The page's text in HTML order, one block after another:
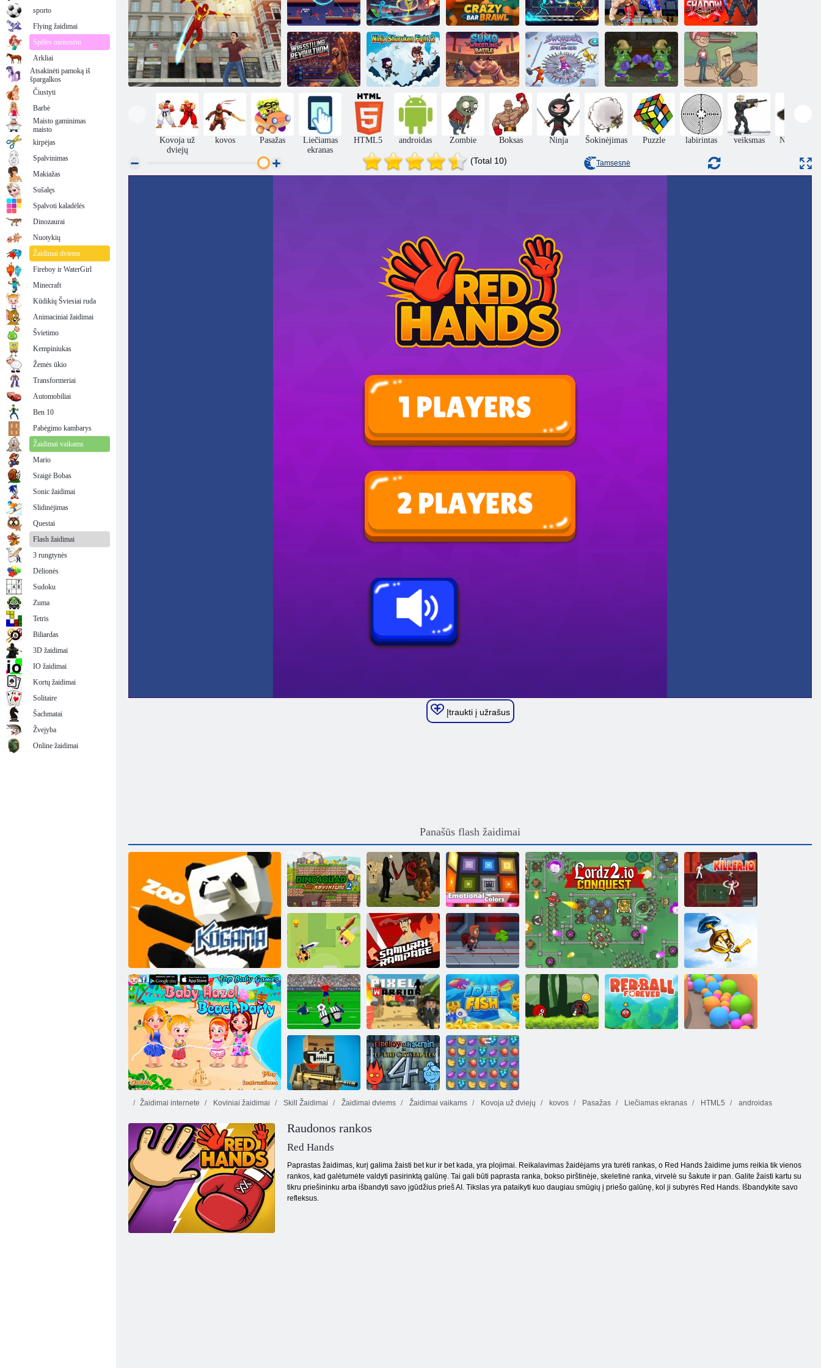
Stickman mūšis
Stick Arena:
Stickmen
Crazy Bar Brawl
Stick Arena:
Mūšis
Sporto salės
herojai
Šešėlių kova
Wrestling
Revolution arena
Ninja Shuriken
kova 2
Sumo imtynių
„Sworded io“ –
sukti ir trinti
Troliai Boksas Kieme herojai
Kovoja už
dviejų
kovos Pasažas
Liečiamas
ekranas
HTML5 androidas Zombie Boksas Ninja Šokinėjimas Puzzle labirintas veiksmas Nuotykiai
(Total 10) Tamsesnė
Įtraukti į užrašus
Panašūs flash žaidimai
Kogama: zoologijos sodas
„Dino Squad
Adventure 2“
Slenderman
prieš Freddy
The Fazbear
Kogama:
emocinės
spalvos
Žudikas. io
Sujungti žudyti
Samurajų
siautėjimas
Kūdikių Šviesiai ruda Beach Party
Jetpack
magistras
Raktai & skydas
Vartininko
čempionas
Pikselių kariai Įjungta žuvis
Pašėlęs taškų
karas
Žaidimai internete Koviniai žaidimai Skill Žaidimai Žaidimai dviems Žaidimai vaikams Kovoja už dviejų kovos Pasažas Liečiamas ekranas HTML5 androidas
Raudonos rankos
Red Hands
Paprastas žaidimas, kurį galima žaisti bet kur ir bet kada, yra plojimai. Reikalavimas žaidėjams yra turėti rankas, o Red Hands žaidime jums reikia tik vienos
rankos, kad galėtumėte valdyti pasirinktą galūnę. Tai gali būti paprasta ranka, bokso pirštinėje, skeletinė ranka, virvelė su šakute ir pan. Galite žaisti kartu su
tikru priešininku arba išbandyti savo įgūdžius prieš AI. Tikslas yra pataikyti kuo daugiau smūgių į priešo galūnę, kol ji subyrės Red Hands. Išbandykite savo
refleksus.
sporto
Flying žaidimai
Spēles meitenēm
Arkliai
Atsakinėti pamoką iš
špargalkos
Čiustyti
Barbė
Maisto gaminimas
maisto
kirpėjas
Spalvinimas
Makiažas
Sušalęs
Spalvoti kaladėlės
Dinozaurai
Nuotykių
Žaidimai dviems
Fireboy ir WaterGirl
Minecraft
Kūdikių Šviesiai ruda
Animaciniai žaidimai
Švietimo
Kempiniukas
Žemės ūkio
Transformeriai
Automobiliai
Ben 10
Pabėgimo kambarys
Žaidimai vaikams
Mario
Sraigė Bobas
Sonic žaidimai
Slidinėjimas
Questai
Flash žaidimai
3 rungtynės
Dėlionės
Sudoku
Zuma
Tetris
Biliardas
3D žaidimai
IO žaidimai
Kortų žaidimai
Solitaire
Šachmatai
Žvejyba
Online žaidimai